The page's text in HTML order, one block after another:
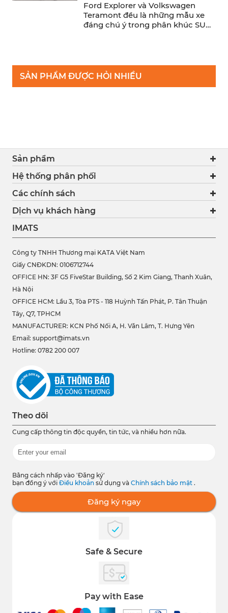
Ford Explorer và Volkswagen
Teramont đều là những mẫu xe
đáng chú ý trong phân khúc SUV
SẢN PHẨM ĐƯỢC HỎI NHIỀU
Sản phẩm
Hệ thống phân phối
Các chính sách
Dịch vụ khách hàng
IMATS
Công ty TNHH Thương mại KATA Việt Nam
Giấy CNĐKDN: 0106712744
OFFICE HN: 3F G5 FiveStar Building, Số 2 Kim Giang, Thanh Xuân,
Hà Nội
OFFICE HCM: Lầu 3, Tòa PTS - 118 Huỳnh Tấn Phát, P. Tân Thuận
Tây, Q7, TPHCM
MANUFACTURER: KCN Phố Nối A, H. Văn Lâm, T. Hưng Yên
Email: support@imats.vn
Hotline: 0782 200 007
Theo dõi
Cung cấp thông tin độc quyền, tin tức, và nhiều hơn nữa.
Bằng cách nhấp vào 'Đăng ký'
bạn đồng ý với Điều khoản sử dụng và Chính sách bảo mật .
Đăng ký ngay
Safe & Secure
Pay with Ease